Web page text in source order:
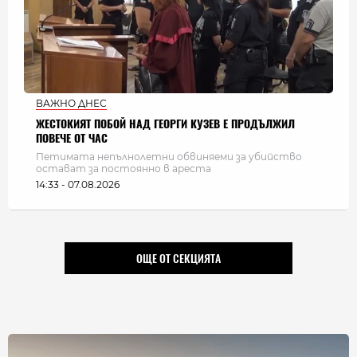
ВАЖНО ДНЕС
ЖЕСТОКИЯТ ПОБОЙ НАД ГЕОРГИ КУЗЕВ Е ПРОДЪЛЖИЛ
ПОВЕЧЕ ОТ ЧАС
Петимата непълнолетни обвиняеми за убийство
остават за постоянно в ареста
14:33 - 07.08.2026
ОЩЕ ОТ СЕКЦИЯТА